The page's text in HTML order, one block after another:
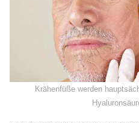
Krähenfüße werden